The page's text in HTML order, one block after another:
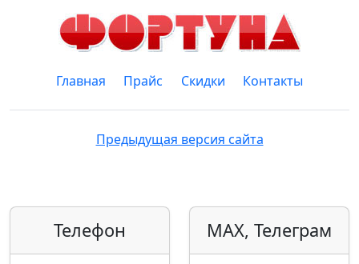
Главная Прайс Скидки Контакты
Предыдущая версия сайта
Телефон MAX, Телеграм